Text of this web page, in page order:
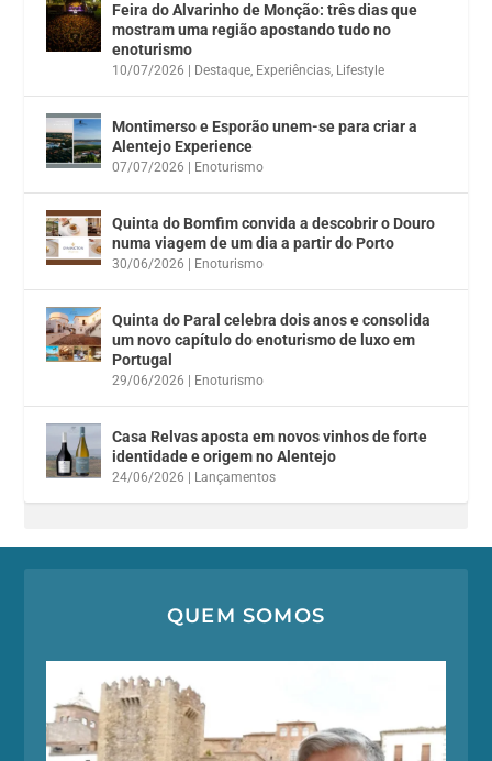
Feira do Alvarinho de Monção: três dias que
mostram uma região apostando tudo no
enoturismo
10/07/2026 Destaque, Experiências, Lifestyle
Montimerso e Esporão unem-se para criar a
Alentejo Experience
07/07/2026 Enoturismo
Quinta do Bomfim convida a descobrir o Douro
numa viagem de um dia a partir do Porto
30/06/2026 Enoturismo
Quinta do Paral celebra dois anos e consolida
um novo capítulo do enoturismo de luxo em
Portugal
29/06/2026 Enoturismo
Casa Relvas aposta em novos vinhos de forte
identidade e origem no Alentejo
24/06/2026 Lançamentos
QUEM SOMOS